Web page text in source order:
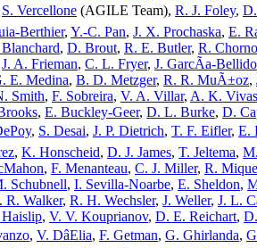
S. Vercellone (AGILE Team), R. J. Foley,
Berthier, Y.-C. Pan, J. X. Prochaska, E.
Blanchard, D. Brout, R. E. Butler, R.
J. A. Frieman, C. L. Fryer, J. GarcÃ­a-Bellido
E. Medina, B. D. Metzger, R. R. MuÃ±oz,
Smith, F. Sobreira, V. A. Villar, A. K. Vivas
, E. Buckley-Geer, D. L. Burke, D.
, S. Desai, J. P. Dietrich, T. F. Eifler, E.
, K. Honscheid, D. J. James, T. Jeltema,
, F. Menanteau, C. J. Miller, R.
Schubnell, I. Sevilla-Noarbe, E. Sheldon,
R. Walker, R. H. Wechsler, J. Weller, J. L.
, V. V. Kouprianov, D. E. Reichart,
, V. DâElia, F. Getman, G. Ghirlanda,